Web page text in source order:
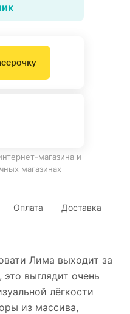
магазина и
магазинах
Оплата Доставка
Лима выходит за
выглядит очень
лёгкости
из массива,